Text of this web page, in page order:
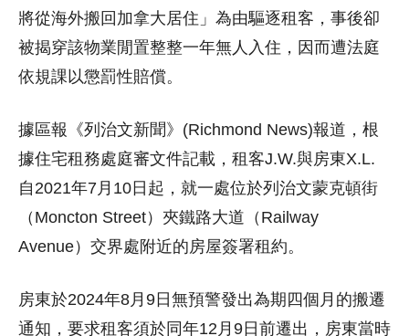
將從海外搬回加拿大居住」為由驅逐租客，事後卻
被揭穿該物業閒置整整一年無人入住，因而遭法庭
依規課以懲罰性賠償。
據區報《列治文新聞》(Richmond News)報道，根
據住宅租務處庭審文件記載，租客J.W.與房東X.L.
自2021年7月10日起，就一處位於列治文蒙克頓街
（Moncton Street）夾鐵路大道（Railway
Avenue）交界處附近的房屋簽署租約。
房東於2024年8月9日無預警發出為期四個月的搬遷
通知，要求租客須於同年12月9日前遷出，房東當時